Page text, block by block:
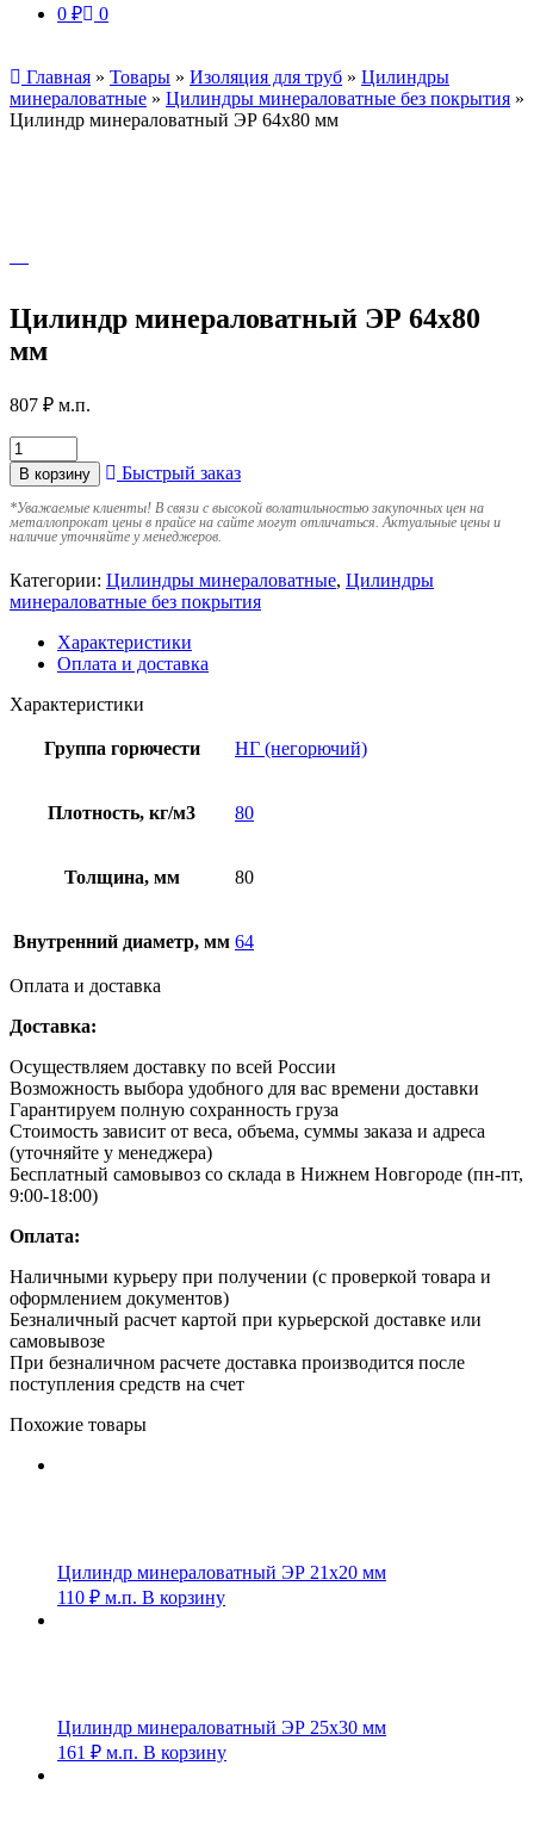
0 ₽ 0
Главная » Товары » Изоляция для труб » Цилиндры
минераловатные » Цилиндры минераловатные без покрытия »
Цилиндр минераловатный ЭР 64х80 мм
Цилиндр минераловатный ЭР 64х80
мм
807 ₽ м.п.
В корзину Быстрый заказ
*Уважаемые клиенты! В связи с высокой волатильностью закупочных цен на
металлопрокат цены в прайсе на сайте могут отличаться. Актуальные цены и
наличие уточняйте у менеджеров.
Категории: Цилиндры минераловатные, Цилиндры
минераловатные без покрытия
Характеристики
Оплата и доставка
Характеристики
Группа горючести НГ (негорючий)
Плотность, кг/м3 80
Толщина, мм 80
Внутренний диаметр, мм 64
Оплата и доставка
Доставка:
Осуществляем доставку по всей России
Возможность выбора удобного для вас времени доставки
Гарантируем полную сохранность груза
Стоимость зависит от веса, объема, суммы заказа и адреса
(уточняйте у менеджера)
Бесплатный самовывоз со склада в Нижнем Новгороде (пн-пт,
9:00-18:00)
Оплата:
Наличными курьеру при получении (с проверкой товара и
оформлением документов)
Безналичный расчет картой при курьерской доставке или
самовывозе
При безналичном расчете доставка производится после
поступления средств на счет
Похожие товары
Цилиндр минераловатный ЭР 21х20 мм
110 ₽ м.п. В корзину
Цилиндр минераловатный ЭР 25х30 мм
161 ₽ м.п. В корзину